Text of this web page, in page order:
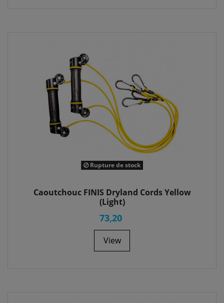
Rupture de stock
Caoutchouc FINIS Dryland Cords Yellow
(Light)
73,20
View